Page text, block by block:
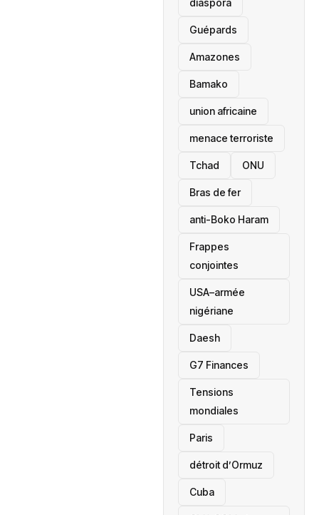
Guépards
Amazones
Bamako
union africaine
menace terroriste
‎Tchad ONU
Bras de fer
anti-Boko Haram
Frappes
conjointes
USA–armée
nigériane
Daesh
‎G7 Finances
Tensions
mondiales
Paris
détroit d’Ormuz
‎Cuba